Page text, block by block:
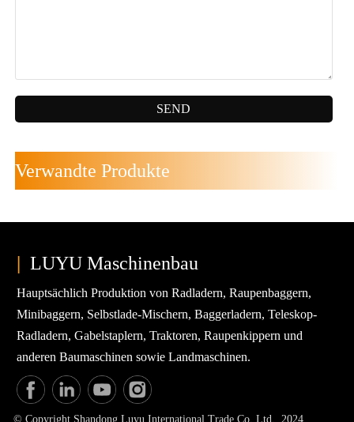
SEND
Verwandte Produkte
| LUYU Maschinenbau
Hauptsächlich Produktion von Radladern, Raupenbaggern,
Minibaggern, Selbstlade-Mischern, Baggerladern, Teleskop-
Radladern, Gabelstaplern, Traktoren, Raupenkippern und
anderen Baumaschinen sowie Landmaschinen.
© Copyright Shandong Luyu International Trade Co. Ltd. 2024